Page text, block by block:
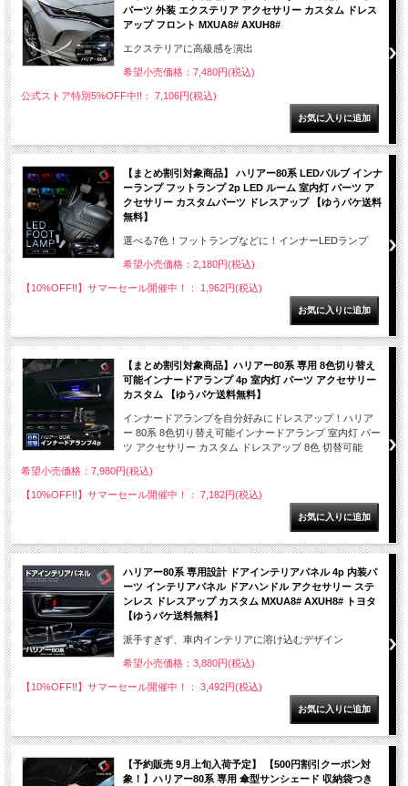
パーツ 外装 エクステリア アクセサリー カスタム ドレス
アップ フロント MXUA8# AXUH8#
エクステリアに高級感を演出
希望小売価格：7,480円(税込)
公式ストア特別5%OFF中!!： 7,106円(税込)
【まとめ割引対象商品】 ハリアー80系 LEDバルブ インナ
ーランプ フットランプ 2p LED ルーム 室内灯 パーツ ア
クセサリー カスタムパーツ ドレスアップ 【ゆうパケ送料
無料】
選べる7色！フットランプなどに！インナーLEDランプ
希望小売価格：2,180円(税込)
【10%OFF!!】サマーセール開催中！： 1,962円(税込)
【まとめ割引対象商品】ハリアー80系 専用 8色切り替え
可能インナードアランプ 4p 室内灯 パーツ アクセサリー
カスタム 【ゆうパケ送料無料】
インナードアランプを自分好みにドレスアップ！ハリア
ー 80系 8色切り替え可能インナードアランプ 室内灯 パー
ツ アクセサリー カスタム ドレスアップ 8色 切替可能
希望小売価格：7,980円(税込)
【10%OFF!!】サマーセール開催中！： 7,182円(税込)
ハリアー80系 専用設計 ドアインテリアパネル 4p 内装パ
ーツ インテリアパネル ドアハンドル アクセサリー ステ
ンレス ドレスアップ カスタム MXUA8# AXUH8# トヨタ
【ゆうパケ送料無料】
派手すぎず、車内インテリアに溶け込むデザイン
希望小売価格：3,880円(税込)
【10%OFF!!】サマーセール開催中！： 3,492円(税込)
【予約販売 9月上旬入荷予定】 【500円割引クーポン対
象！】ハリアー80系 専用 傘型サンシェード 収納袋つき